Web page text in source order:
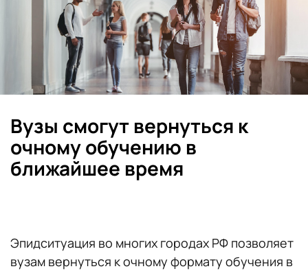
Вузы смогут вернуться к
очному обучению в
ближайшее время
Эпидситуация во многих городах РФ позволяет
вузам вернуться к очному формату обучения в